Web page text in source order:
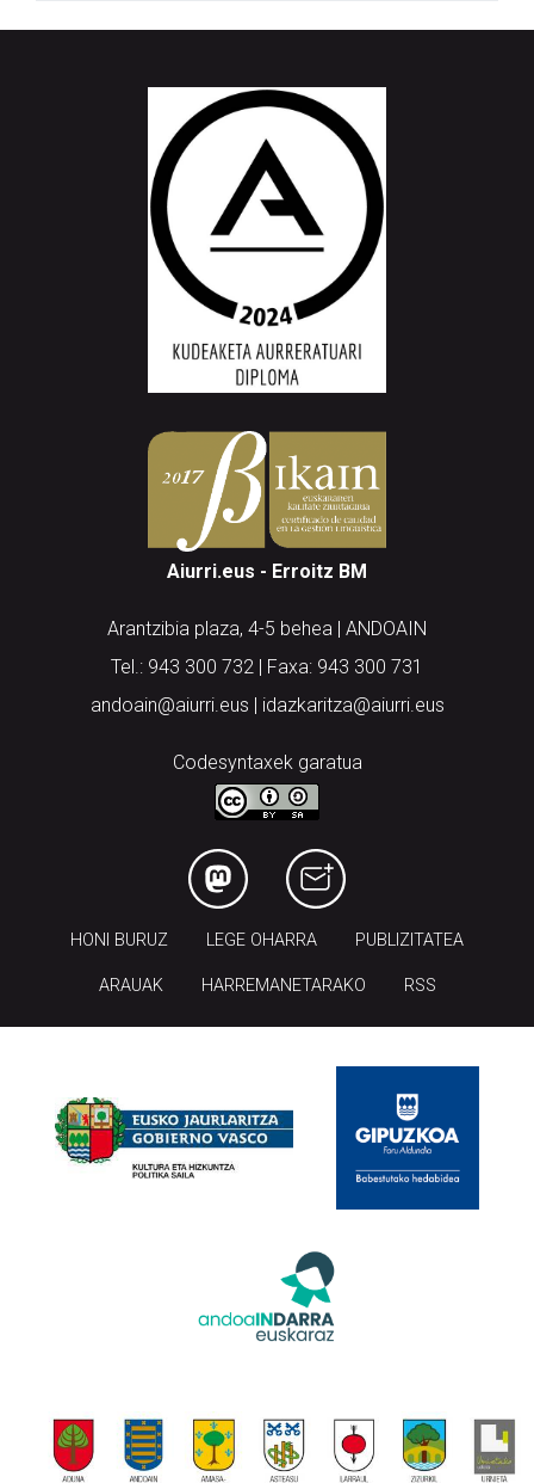
Aiurri.eus - Erroitz BM
Arantzibia plaza, 4-5 behea | ANDOAIN
Tel.: 943 300 732 | Faxa: 943 300 731
andoain@aiurri.eus | idazkaritza@aiurri.eus
Codesyntaxek garatua
HONI BURUZ LEGE OHARRA PUBLIZITATEA
ARAUAK HARREMANETARAKO RSS